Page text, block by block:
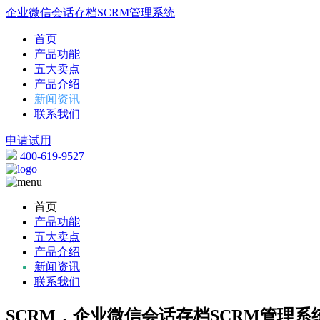
企业微信会话存档SCRM管理系统
首页
产品功能
五大卖点
产品介绍
新闻资讯
联系我们
申请试用
400-619-9527
首页
产品功能
五大卖点
产品介绍
新闻资讯
联系我们
SCRM，企业微信会话存档SCRM管理系